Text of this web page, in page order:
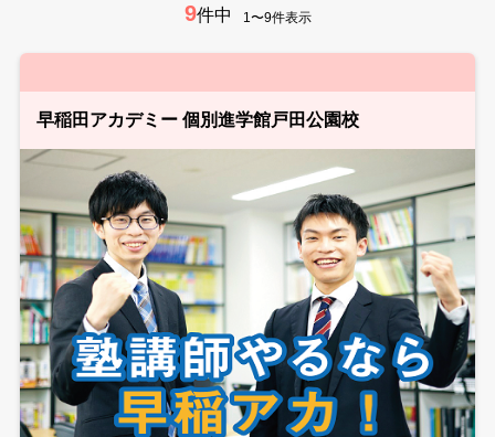
9件中 1〜9件表示
早稲田アカデミー 個別進学館戸田公園校